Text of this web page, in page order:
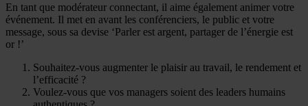
En tant que modérateur connectant, il aime également animer votre
événement. Il met en avant les conférenciers, le public et votre
message, sous sa devise ‘Parler est argent, partager de l’énergie est
or !’
Souhaitez-vous augmenter le plaisir au travail, le rendement et
l’efficacité ?
Voulez-vous que vos managers soient des leaders humains